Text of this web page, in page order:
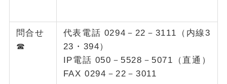
問合せ
☎︎
代表電話 0294－22－3111（内線3
23・394）
IP電話 050－5528－5071（直通）
FAX 0294－22－3011